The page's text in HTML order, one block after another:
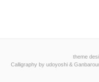
theme
Calligraphy by udoyoshi &